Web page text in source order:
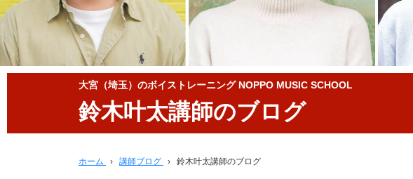
大宮（埼玉）のボイストレーニング NOPPO MUSIC SCHOOL
鈴木叶太講師のブログ
ホーム › 講師ブログ › 鈴木叶太講師のブログ